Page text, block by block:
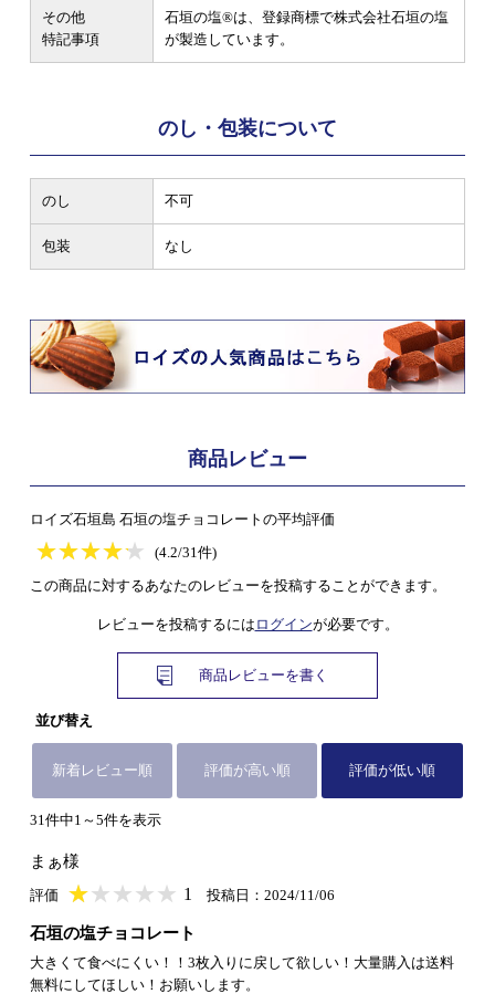
その他
特記事項
石垣の塩®は、登録商標で株式会社石垣の塩
が製造しています。
のし・包装について
のし 不可
包装 なし
商品レビュー
ロイズ石垣島 石垣の塩チョコレートの平均評価
★★★★★
★★★★★
(4.2/31件)
この商品に対するあなたのレビューを投稿することができます。
レビューを投稿するには ログインが必要です。
商品レビューを書く
並び替え
新着レビュー順 評価が高い順 評価が低い順
31件中1～5件を表示
まぁ様
評価 ★★★★★
★★★★★ 1 投稿日：2024/11/06
石垣の塩チョコレート
大きくて食べにくい！！3枚入りに戻して欲しい！大量購入は送料
無料にしてほしい！お願いします。